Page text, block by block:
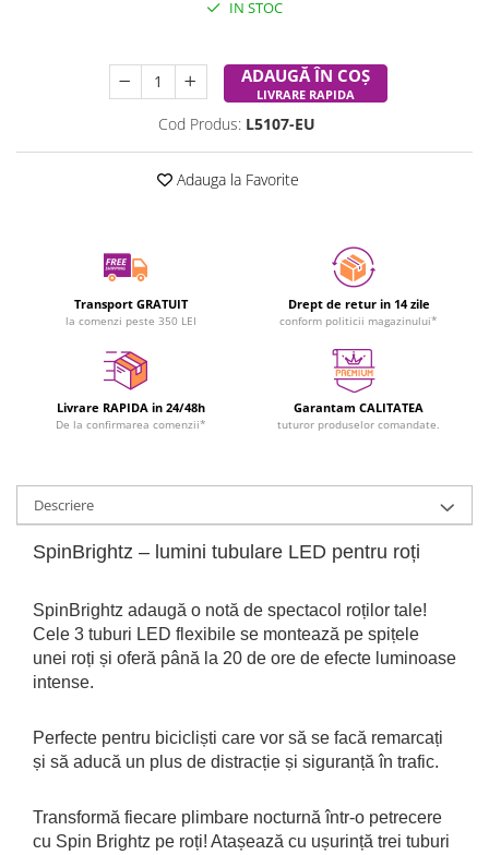
IN STOC
ADAUGĂ ÎN COȘ
LIVRARE RAPIDA
Cod Produs: L5107-EU
Adauga la Favorite
Transport GRATUIT
la comenzi peste 350 LEI
Drept de retur in 14 zile
conform politicii magazinului*
Livrare RAPIDA in 24/48h
De la confirmarea comenzii*
Garantam CALITATEA
tuturor produselor comandate.
Descriere
SpinBrightz – lumini tubulare LED pentru roți
SpinBrightz adaugă o notă de spectacol roților tale!
Cele 3 tuburi LED flexibile se montează pe spițele
unei roți și oferă până la 20 de ore de efecte luminoase
intense.
Perfecte pentru bicicliști care vor să se facă remarcați
și să aducă un plus de distracție și siguranță în trafic.
Transformă fiecare plimbare nocturnă într-o petrecere
cu Spin Brightz pe roți! Atașează cu ușurință trei tuburi